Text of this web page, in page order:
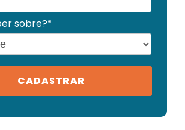
sobre?*
CADASTRAR